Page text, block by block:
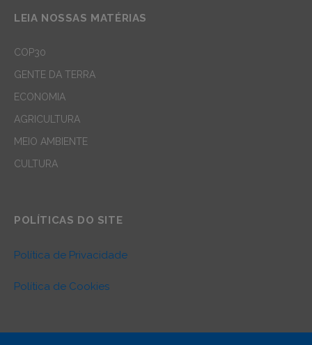
LEIA NOSSAS MATÉRIAS
COP30
GENTE DA TERRA
ECONOMIA
AGRICULTURA
MEIO AMBIENTE
CULTURA
POLÍTICAS DO SITE
Política de Privacidade
Política de Cookies